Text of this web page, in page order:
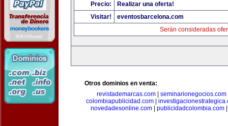
Precio:
Realizar una oferta!
Visitar!
eventosbarcelona.com
Serán consideradas
Otros dominios en venta:
revistademarcas.com
seminarionegocios.com
colombiapublicidad.com
novedadesonline.com
publicidadcolombia.com